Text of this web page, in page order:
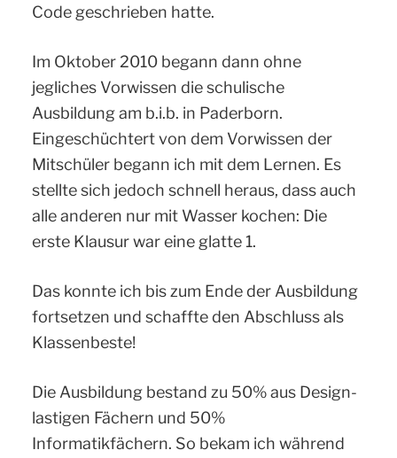
Code geschrieben hatte.
Im Oktober 2010 begann dann ohne
jegliches Vorwissen die schulische
Ausbildung am b.i.b. in Paderborn.
Eingeschüchtert von dem Vorwissen der
Mitschüler begann ich mit dem Lernen. Es
stellte sich jedoch schnell heraus, dass auch
alle anderen nur mit Wasser kochen: Die
erste Klausur war eine glatte 1.
Das konnte ich bis zum Ende der Ausbildung
fortsetzen und schaffte den Abschluss als
Klassenbeste!
Die Ausbildung bestand zu 50% aus Design-
lastigen Fächern und 50%
Informatikfächern. So bekam ich während